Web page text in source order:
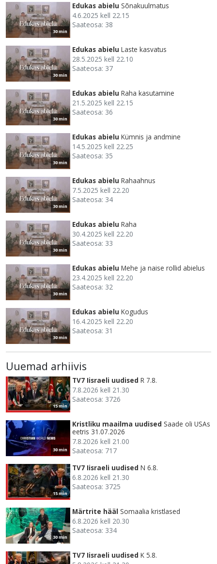
30 min
Edukas abielu Sõnakuulmatus
4.6.2025 kell 22.15
Saateosa: 38
30 min
Edukas abielu Laste kasvatus
28.5.2025 kell 22.10
Saateosa: 37
30 min
Edukas abielu Raha kasutamine
21.5.2025 kell 22.15
Saateosa: 36
30 min
Edukas abielu Kümnis ja andmine
14.5.2025 kell 22.25
Saateosa: 35
30 min
Edukas abielu Rahaahnus
7.5.2025 kell 22.20
Saateosa: 34
30 min
Edukas abielu Raha
30.4.2025 kell 22.20
Saateosa: 33
30 min
Edukas abielu Mehe ja naise rollid abielus
23.4.2025 kell 22.20
Saateosa: 32
30 min
Edukas abielu Kogudus
16.4.2025 kell 22.20
Saateosa: 31
Uuemad arhiivis
15 min
TV7 Iisraeli uudised R 7.8.
7.8.2026 kell 21.30
Saateosa: 3726
30 min
Kristliku maailma uudised Saade oli USAs
eetris 31.07.2026
7.8.2026 kell 21.00
Saateosa: 717
15 min
TV7 Iisraeli uudised N 6.8.
6.8.2026 kell 21.30
Saateosa: 3725
30 min
Märtrite hääl Somaalia kristlased
6.8.2026 kell 20.30
Saateosa: 334
TV7 Iisraeli uudised K 5.8.